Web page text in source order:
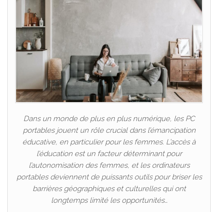
Dans un monde de plus en plus numérique, les PC
portables jouent un rôle crucial dans l’émancipation
éducative, en particulier pour les femmes. L’accès à
l’éducation est un facteur déterminant pour
l’autonomisation des femmes, et les ordinateurs
portables deviennent de puissants outils pour briser les
barrières géographiques et culturelles qui ont
longtemps limité les opportunités…